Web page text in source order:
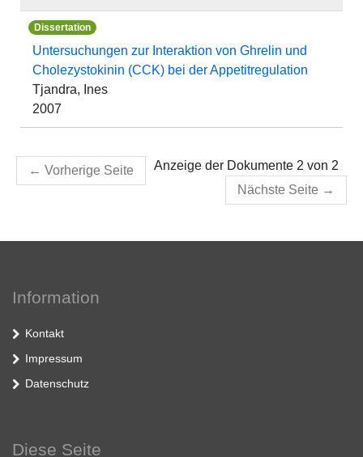
Dissertation
Untersuchungen zur Interaktion von Ghrelin und
Cholezystokinin (CCK) bei der Appetitregulation
Tjandra, Ines
2007
← Vorherige Seite
Anzeige der Dokumente 2 von 2
Nächste Seite →
Information
Kontakt
Impressum
Datenschutz
Diese Seite